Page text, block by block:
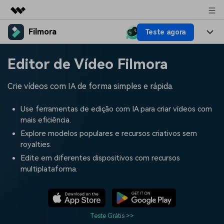
Produtos em destaque
Utilitários
Negócios
Soluções
Sobre nós
Sala de imprensa
Loja
Suporte
Filmora Teste agora
Produtos
Recursos criativos
IA
Vídeo/Imagem
Áudio
Textos
Soluções
Filmora para
Criar
Recursos
Prompts de Vídeo
populares para gerar vídeos
semelhantes em segundos
tendências de marketing de
vídeo em 2025
Central de ajuda
Fale conosco Histórias de clientes
alcançam sucesso
Preços Entrar
Editor de Vídeo Filmora
Crie vídeos com IA de forma simples e rápida.
Use ferramentas de edição com IA para criar vídeos com
mais eficiência.
Explore modelos populares e recursos criativos sem
royalties.
Edite em diferentes dispositivos com recursos
multiplataforma.
Teste Grátis >>